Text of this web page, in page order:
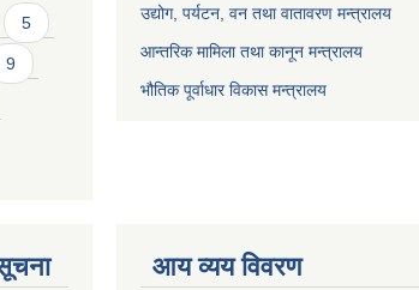
5
9
उद्योग, पर्यटन, वन तथा वातावरण मन्त्रालय
आन्तरिक मामिला तथा कानून मन्त्रालय
भौतिक पूर्वाधार विकास मन्त्रालय
आय व्यय विवरण